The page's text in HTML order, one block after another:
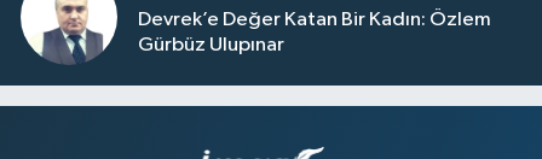
Devrek’e Değer Katan Bir Kadın: Özlem
Gürbüz Ulupınar